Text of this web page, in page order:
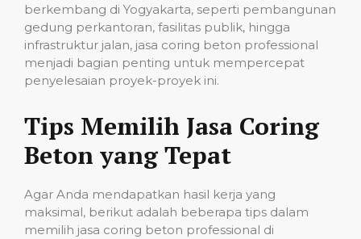
berkembang di Yogyakarta, seperti pembangunan
gedung perkantoran, fasilitas publik, hingga
infrastruktur jalan, jasa coring beton professional
menjadi bagian penting untuk mempercepat
penyelesaian proyek-proyek ini.
Tips Memilih Jasa Coring
Beton yang Tepat
Agar Anda mendapatkan hasil kerja yang
maksimal, berikut adalah beberapa tips dalam
memilih jasa coring beton professional di